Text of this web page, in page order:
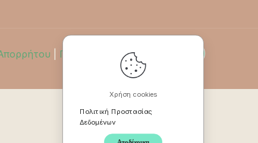
Πολιτική Επιστροφών
Χρήση cookies
Πολιτική Προστασίας
Δεδομένων
Αποδέχομαι